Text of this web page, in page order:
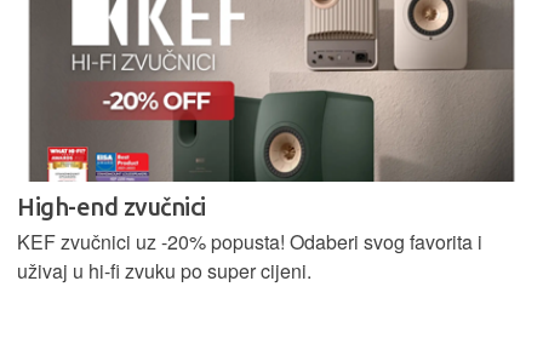
High-end zvučnici
KEF zvučnici uz -20% popusta! Odaberi svog favorita i
uživaj u hi-fi zvuku po super cijeni.